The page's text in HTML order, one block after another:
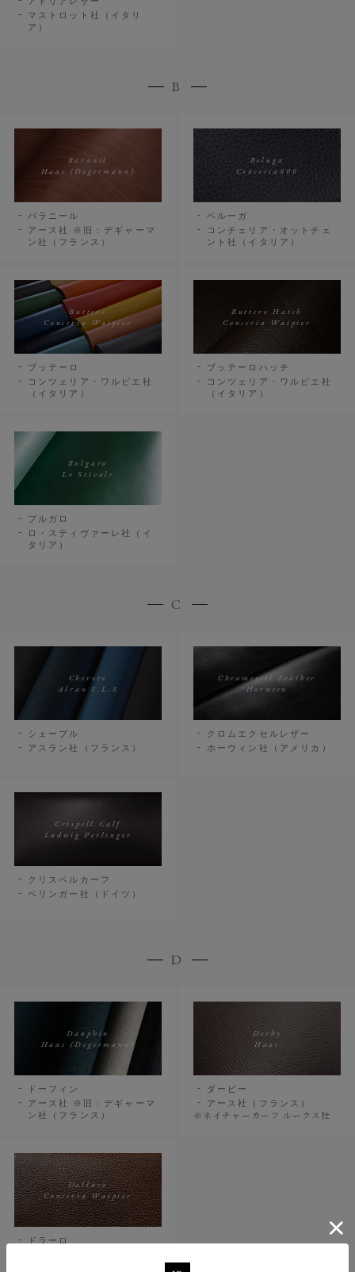
マストロット社（イタリ
ア）
B
Baranil
Haas (Degermann)
バラニール
アース社 ※旧：デギャーマ
ン社（フランス）
Beluga
Conceria800
ベルーガ
コンチェリア・オットチェ
ント社（イタリア）
Buttero
Conceria Waipier
ブッテーロ
コンツェリア・ワルピエ社
（イタリア）
Buttero Hatch
Conceria Waipier
ブッテーロハッチ
コンツェリア・ワルピエ社
（イタリア）
Bulgaro
Lo Stivale
ブルガロ
ロ・スティヴァーレ社（イ
タリア）
C
Chervre
Alran S.L.S
シェーブル
アスラン社（フランス）
Chromexcel Leather
Horween
クロムエクセルレザー
ホーウィン社（アメリカ）
Crispell Calf
Ludwig Perlinger
クリスペルカーフ
ペリンガー社（ドイツ）
D
Dauphin
Haas (Degermann)
ドーフィン
アース社 ※旧：デギャーマ
ン社（フランス）
Derby
Haas
ダービー
アース社（フランス）
※ネイチャーカーフ ルークス社
Dollaro
Conceria Waipier
ドラーロ